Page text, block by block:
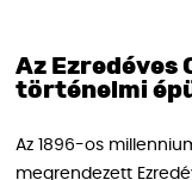
Az Ezredéves
történelmi
Az 1896-os
megrendezett